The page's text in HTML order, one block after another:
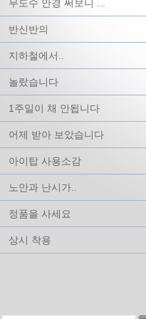
무도수 안경 써보니 ...
반신반의
지하철에서..
놀랐습니다
1주일이 채 안됩니다
어제 받아 보았습니다
아이탑 사용소감
노안과 난시가..
정품을 사세요
상시 착용